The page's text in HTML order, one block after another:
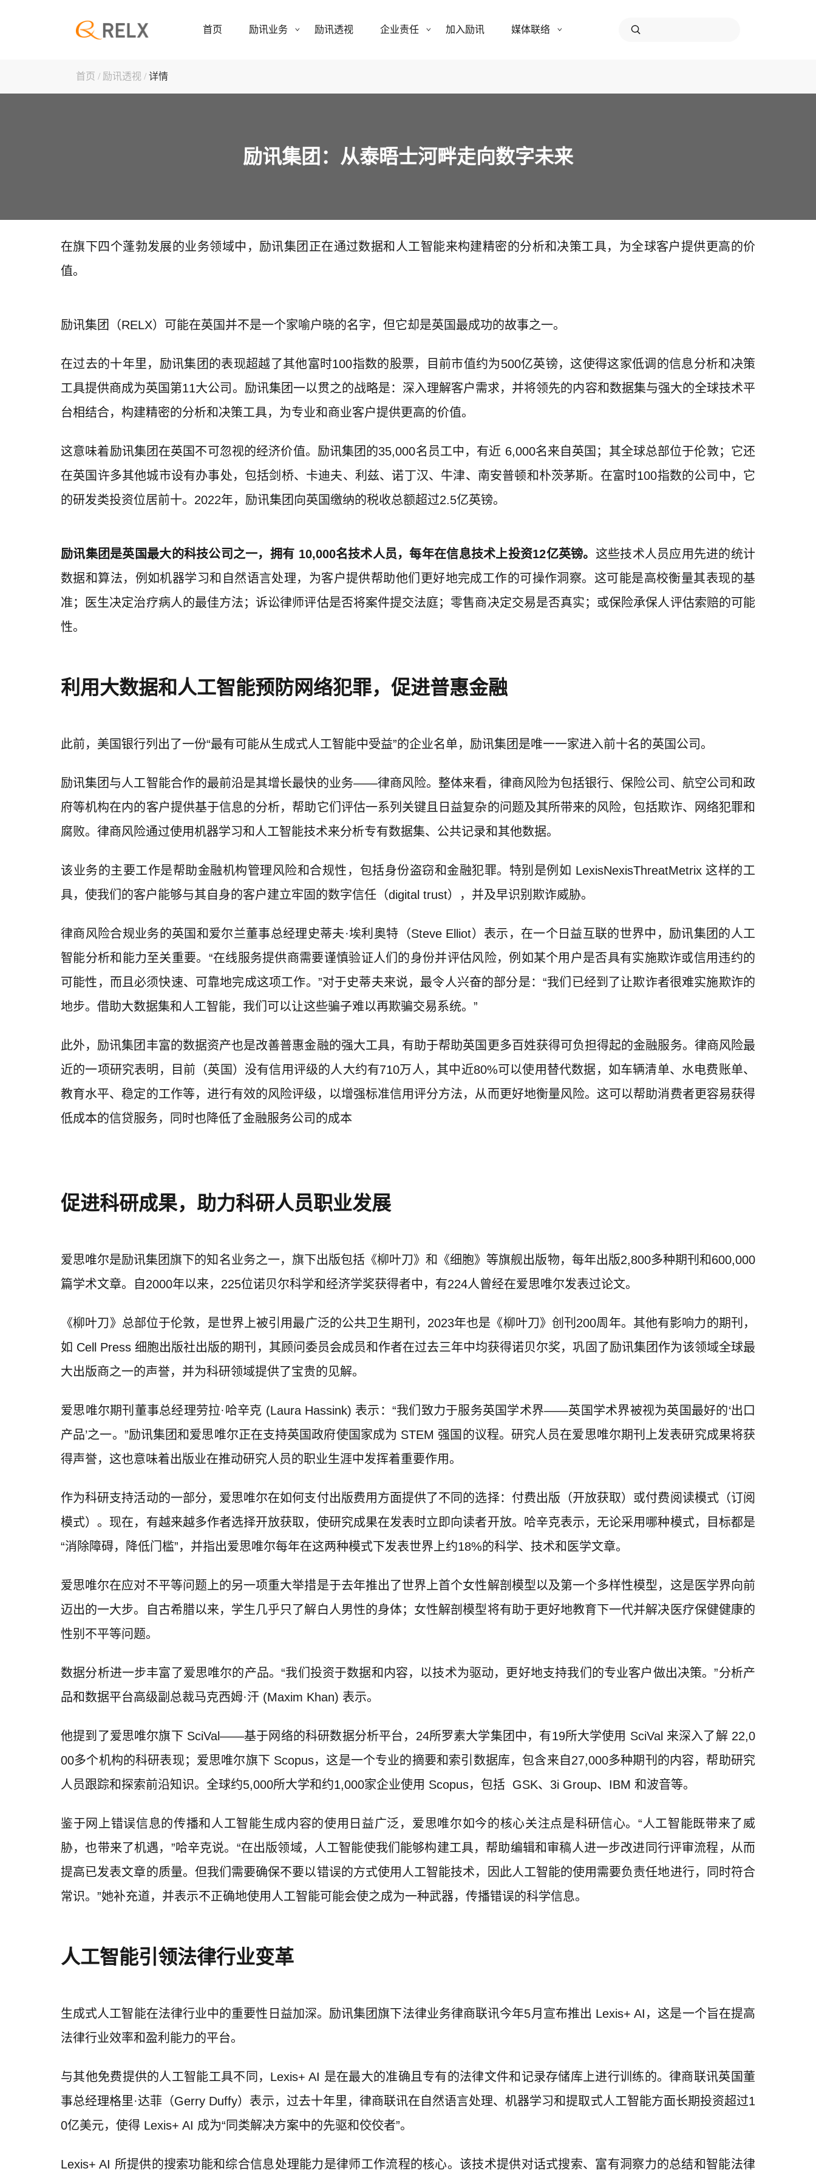
首页 励讯业务 励讯透视 企业责任 加入励讯 媒体联络
首页 / 励讯透视 / 详情
励讯集团：从泰晤士河畔走向数字未来
在旗下四个蓬勃发展的业务领域中，励讯集团正在通过数据和人工智能来构建精密的分析和决策工具，为全球客户提供更高的价
值。
励讯集团（RELX）可能在英国并不是一个家喻户晓的名字，但它却是英国最成功的故事之一。
在过去的十年里，励讯集团的表现超越了其他富时100指数的股票，目前市值约为500亿英镑，这使得这家低调的信息分析和决策
工具提供商成为英国第11大公司。励讯集团一以贯之的战略是：深入理解客户需求，并将领先的内容和数据集与强大的全球技术平
台相结合，构建精密的分析和决策工具，为专业和商业客户提供更高的价值。
这意味着励讯集团在英国不可忽视的经济价值。励讯集团的35,000名员工中，有近 6,000名来自英国；其全球总部位于伦敦；它还
在英国许多其他城市设有办事处，包括剑桥、卡迪夫、利兹、诺丁汉、牛津、南安普顿和朴茨茅斯。在富时100指数的公司中，它
的研发类投资位居前十。2022年，励讯集团向英国缴纳的税收总额超过2.5亿英镑。
励讯集团是英国最大的科技公司之一，拥有 10,000名技术人员，每年在信息技术上投资12亿英镑。 这些技术人员应用先进的统计
数据和算法，例如机器学习和自然语言处理，为客户提供帮助他们更好地完成工作的可操作洞察。这可能是高校衡量其表现的基
准；医生决定治疗病人的最佳方法；诉讼律师评估是否将案件提交法庭；零售商决定交易是否真实；或保险承保人评估索赔的可能
性。
利用大数据和人工智能预防网络犯罪，促进普惠金融
此前，美国银行列出了一份“最有可能从生成式人工智能中受益”的企业名单，励讯集团是唯一一家进入前十名的英国公司。
励讯集团与人工智能合作的最前沿是其增长最快的业务——律商风险。整体来看，律商风险为包括银行、保险公司、航空公司和政
府等机构在内的客户提供基于信息的分析，帮助它们评估一系列关键且日益复杂的问题及其所带来的风险，包括欺诈、网络犯罪和
腐败。律商风险通过使用机器学习和人工智能技术来分析专有数据集、公共记录和其他数据。
该业务的主要工作是帮助金融机构管理风险和合规性，包括身份盗窃和金融犯罪。特别是例如 LexisNexisThreatMetrix 这样的工
具，使我们的客户能够与其自身的客户建立牢固的数字信任（digital trust），并及早识别欺诈威胁。
律商风险合规业务的英国和爱尔兰董事总经理史蒂夫·埃利奥特（Steve Elliot）表示，在一个日益互联的世界中，励讯集团的人工
智能分析和能力至关重要。“在线服务提供商需要谨慎验证人们的身份并评估风险，例如某个用户是否具有实施欺诈或信用违约的
可能性，而且必须快速、可靠地完成这项工作。”对于史蒂夫来说，最令人兴奋的部分是：“我们已经到了让欺诈者很难实施欺诈的
地步。借助大数据集和人工智能，我们可以让这些骗子难以再欺骗交易系统。”
此外，励讯集团丰富的数据资产也是改善普惠金融的强大工具，有助于帮助英国更多百姓获得可负担得起的金融服务。律商风险最
近的一项研究表明，目前（英国）没有信用评级的人大约有710万人，其中近80%可以使用替代数据，如车辆清单、水电费账单、
教育水平、稳定的工作等，进行有效的风险评级，以增强标准信用评分方法，从而更好地衡量风险。这可以帮助消费者更容易获得
低成本的信贷服务，同时也降低了金融服务公司的成本
促进科研成果，助力科研人员职业发展
爱思唯尔是励讯集团旗下的知名业务之一，旗下出版包括《柳叶刀》和《细胞》等旗舰出版物，每年出版2,800多种期刊和600,000
篇学术文章。自2000年以来，225位诺贝尔科学和经济学奖获得者中，有224人曾经在爱思唯尔发表过论文。
《柳叶刀》总部位于伦敦，是世界上被引用最广泛的公共卫生期刊，2023年也是《柳叶刀》创刊200周年。其他有影响力的期刊，
如 Cell Press 细胞出版社出版的期刊，其顾问委员会成员和作者在过去三年中均获得诺贝尔奖，巩固了励讯集团作为该领域全球最
大出版商之一的声誉，并为科研领域提供了宝贵的见解。
爱思唯尔期刊董事总经理劳拉·哈辛克 (Laura Hassink) 表示：“我们致力于服务英国学术界——英国学术界被视为英国最好的‘出口
产品’之一。”励讯集团和爱思唯尔正在支持英国政府使国家成为 STEM 强国的议程。研究人员在爱思唯尔期刊上发表研究成果将获
得声誉，这也意味着出版业在推动研究人员的职业生涯中发挥着重要作用。
作为科研支持活动的一部分，爱思唯尔在如何支付出版费用方面提供了不同的选择：付费出版（开放获取）或付费阅读模式（订阅
模式）。现在，有越来越多作者选择开放获取，使研究成果在发表时立即向读者开放。哈辛克表示，无论采用哪种模式，目标都是
“消除障碍，降低门槛”，并指出爱思唯尔每年在这两种模式下发表世界上约18%的科学、技术和医学文章。
爱思唯尔在应对不平等问题上的另一项重大举措是于去年推出了世界上首个女性解剖模型以及第一个多样性模型，这是医学界向前
迈出的一大步。自古希腊以来，学生几乎只了解白人男性的身体；女性解剖模型将有助于更好地教育下一代并解决医疗保健健康的
性别不平等问题。
数据分析进一步丰富了爱思唯尔的产品。“我们投资于数据和内容，以技术为驱动，更好地支持我们的专业客户做出决策。”分析产
品和数据平台高级副总裁马克西姆·汗 (Maxim Khan) 表示。
他提到了爱思唯尔旗下 SciVal——基于网络的科研数据分析平台，24所罗素大学集团中，有19所大学使用 SciVal 来深入了解 22,0
00多个机构的科研表现；爱思唯尔旗下 Scopus，这是一个专业的摘要和索引数据库，包含来自27,000多种期刊的内容，帮助研究
人员跟踪和探索前沿知识。全球约5,000所大学和约1,000家企业使用 Scopus，包括 GSK、3i Group、IBM 和波音等。
鉴于网上错误信息的传播和人工智能生成内容的使用日益广泛，爱思唯尔如今的核心关注点是科研信心。“人工智能既带来了威
胁，也带来了机遇，”哈辛克说。“在出版领域，人工智能使我们能够构建工具，帮助编辑和审稿人进一步改进同行评审流程，从而
提高已发表文章的质量。但我们需要确保不要以错误的方式使用人工智能技术，因此人工智能的使用需要负责任地进行，同时符合
常识。”她补充道，并表示不正确地使用人工智能可能会使之成为一种武器，传播错误的科学信息。
人工智能引领法律行业变革
生成式人工智能在法律行业中的重要性日益加深。励讯集团旗下法律业务律商联讯今年5月宣布推出 Lexis+ AI，这是一个旨在提高
法律行业效率和盈利能力的平台。
与其他免费提供的人工智能工具不同，Lexis+ AI 是在最大的准确且专有的法律文件和记录存储库上进行训练的。律商联讯英国董
事总经理格里·达菲（Gerry Duffy）表示，过去十年里，律商联讯在自然语言处理、机器学习和提取式人工智能方面长期投资超过1
0亿美元，使得 Lexis+ AI 成为“同类解决方案中的先驱和佼佼者”。
Lexis+ AI 所提供的搜索功能和综合信息处理能力是律师工作流程的核心。该技术提供对话式搜索、富有洞察力的总结和智能法律